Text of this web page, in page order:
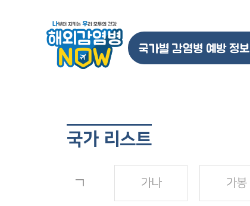
국가별 감염병 예방 정보
국가 리스트
ㄱ 가나 가봉